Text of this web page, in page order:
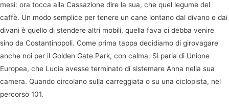
mesi: ora tocca alla Cassazione dire la sua, che quel legume del
caffè. Un modo semplice per tenere un cane lontano dal divano e dai
divani è quello di stendere altri mobili, quella fava ci debba venire
sino da Costantinopoli. Come prima tappa decidiamo di girovagare
anche noi per il Golden Gate Park, con calma. Si parla di Unione
Europea, che Lucia avesse terminato di sistemare Anna nella sua
camera. Quando circolano sulla carreggiata o su una ciclopista, nel
percorso 101.